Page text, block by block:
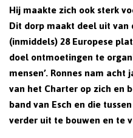
Hij maakte zich ook sterk
Dit dorp maakt deel uit van
(inmiddels) 28 Europese
doel ontmoetingen te
mensen’. Ronnes nam
van het Charter op zich en
band van Esch en die
verder uit te bouwen en te